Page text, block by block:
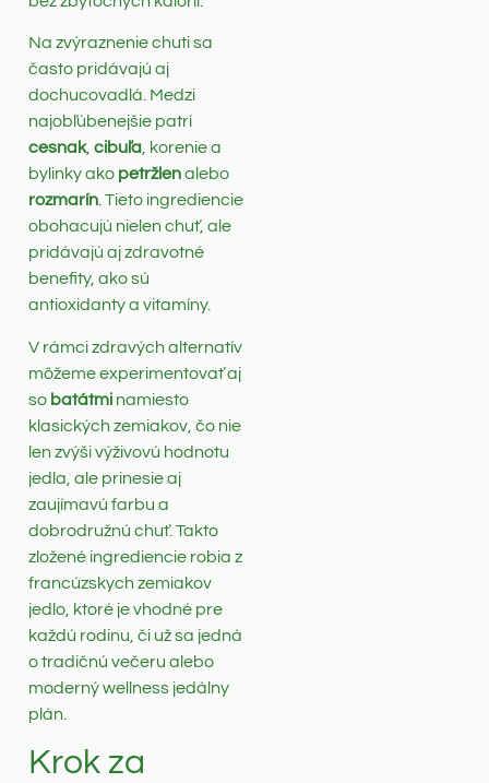
Na zvýraznenie chuti sa
často pridávajú aj
dochucovadlá. Medzi
najobľúbenejšie patrí
cesnak, cibuľa, korenie a
bylinky ako petržlenalebo
rozmarín. Tieto ingrediencie
obohacujú nielen chuť, ale
pridávajú aj zdravotné
benefity, ako sú
antioxidanty a vitamíny.
V rámci zdravých alternatív
môžeme experimentovať aj
so batátmi namiesto
klasických zemiakov, čo nie
len zvýši výživovú hodnotu
jedla, ale prinesie aj
zaujímavú farbu a
dobrodružnú chuť. Takto
zložené ingrediencie robia z
francúzskych zemiakov
jedlo, ktoré je vhodné pre
každú rodinu, či už sa jedná
o tradičnú večeru alebo
moderný wellness jedálny
plán.
Krok za